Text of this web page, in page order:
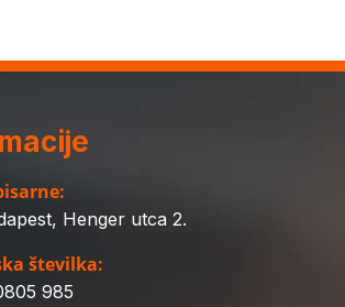
Henger utca 2.
številka:
985